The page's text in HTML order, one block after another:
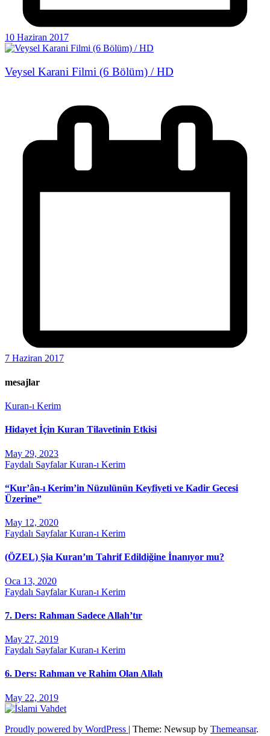
10 Haziran 2017
Veysel Karani Filmi (6 Bölüm) / HD
7 Haziran 2017
mesajlar
Kuran-ı Kerim
Hidayet İçin Kuran Tilavetinin Etkisi
May 29, 2023
Faydalı SayfalarKuran-ı Kerim
“Kur’ân-ı Kerim’in Nüzulünün Keyfiyeti ve Kadir Gecesi
Üzerine”
May 12, 2020
Faydalı SayfalarKuran-ı Kerim
(ÖZEL) Şia Kuran’ın Tahrif Edildiğine İnanıyor mu?
Oca 13, 2020
Faydalı SayfalarKuran-ı Kerim
7. Ders: Rahman Sadece Allah’tır
May 27, 2019
Faydalı SayfalarKuran-ı Kerim
6. Ders: Rahman ve Rahim Olan Allah
May 22, 2019
Proudly powered by WordPress | Theme: Newsup by Themeansar.